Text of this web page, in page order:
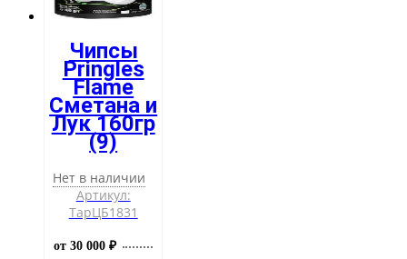
Чипсы
Pringles
Flame
Сметана и
Лук 160гр
(9)
Нет в наличии
Артикул:
ТарЦБ1831
от 30 000 ₽